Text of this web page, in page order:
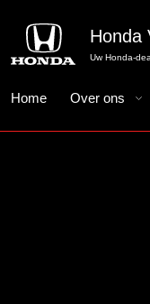
Honda
Uw Honda-
Home Over ons